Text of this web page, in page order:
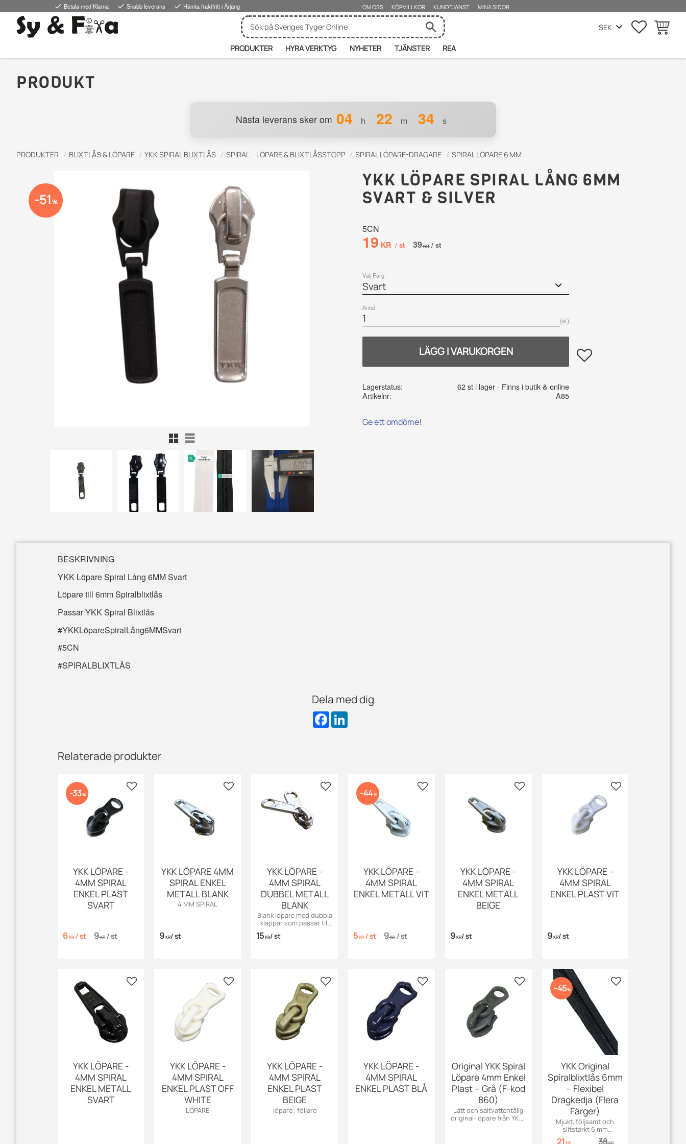
done Betala med Klarna done Snabb leverans done Hämta fraktfritt i Årjäng OM OSS KÖPVILLKOR KUNDTJÄNST MINA SIDOR
PRODUKTER HYRA VERKTYG NYHETER TJÄNSTER REA
PRODUKT
Nästa leverans sker om 04 h 22 m 33 s
PRODUKTER BLIXTLÅS & LÖPARE YKK SPIRAL BLIXTLÅS SPIRAL – LÖPARE & BLIXTLÅSSTOPP SPIRAL LÖPARE-DRAGARE SPIRAL LÖPARE 6 MM
YKK LÖPARE SPIRAL LÅNG 6MM
SVART & SILVER
5CN
51 %
Rutnätsvy
Listvy
Nedsatt pris:
19 KR /st Ordinarie pris:
39KR /st
Välj Färg
Antal
st
Lägg till i favoriter
Lagerstatus
62 st i lager
Artikelnr
A85
Ge ett omdöme!
BESKRIVNING
YKK Löpare Spiral Lång 6MM Svart
Löpare till 6mm Spiralblixtlås
Passar YKK Spiral Blixtlås
#YKKLöpareSpiralLång6MMSvart
#5CN
#SPIRALBLIXTLÅS
Dela med dig
F
a
Relaterade produkter
YKK LÖPARE -
4MM SPIRAL
ENKEL PLAST
SVART
6KR /st 9KR /st
33% Lägg till i favoriter
YKK LÖPARE 4MM
SPIRAL ENKEL
METALL BLANK
4 MM SPIRAL
9KR/st
Lägg till i favoriter
YKK LÖPARE -
4MM SPIRAL
DUBBEL METALL
BLANK
Blank löpare med dubbla
kläppar som passar till
15KR/st
Lägg till i favoriter
YKK LÖPARE -
4MM SPIRAL
ENKEL METALL VIT
5KR /st 9KR /st
44% Lägg till i favoriter
YKK LÖPARE -
4MM SPIRAL
ENKEL METALL
BEIGE
9KR/st
Lägg till i favoriter
YKK LÖPARE -
4MM SPIRAL
ENKEL PLAST VIT
9KR/st
Lägg till i favoriter
YKK LÖPARE -
4MM SPIRAL
ENKEL METALL
SVART
Lägg till i favoriter
YKK LÖPARE -
4MM SPIRAL
ENKEL PLAST OFF
WHITE
LÖPARE
Lägg till i favoriter
YKK LÖPARE -
4MM SPIRAL
ENKEL PLAST
BEIGE
löpare , följare
Lägg till i favoriter
YKK LÖPARE -
4MM SPIRAL
ENKEL PLAST BLÅ
Lägg till i favoriter
Original YKK Spiral
Löpare 4mm Enkel
Plast – Grå (F-kod
860)
Lätt och saltvattentålig
original-löpare från YKK i
Lägg till i favoriter
YKK Original
Spiralblixtlås 6mm
– Flexibel
Dragkedja (Flera
Färger)
Mjukt, följsamt och
slitstarkt 6 mm
spiralblixtlås från YKK.
21 KR 38KR
45% Lägg till i favoriter